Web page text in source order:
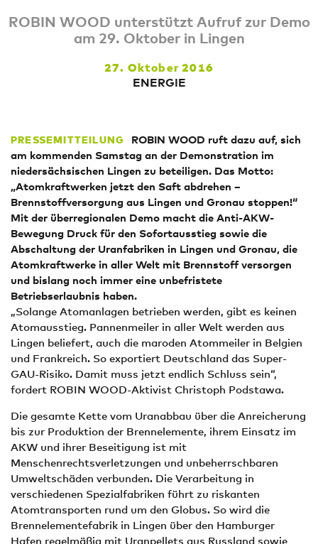
ROBIN WOOD unterstützt Aufruf zur Demo
am 29. Oktober in Lingen
27. Oktober 2016
ENERGIE
PRESSEMITTEILUNG
ROBIN WOOD ruft dazu auf, sich
am kommenden Samstag an der Demonstration im
niedersächsischen Lingen zu beteiligen. Das Motto:
„Atomkraftwerken jetzt den Saft abdrehen –
Brennstoffversorgung aus Lingen und Gronau stoppen!“
Mit der überregionalen Demo macht die Anti-AKW-
Bewegung Druck für den Sofortausstieg sowie die
Abschaltung der Uranfabriken in Lingen und Gronau, die
Atomkraftwerke in aller Welt mit Brennstoff versorgen
und bislang noch immer eine unbefristete
Betriebserlaubnis haben.
„Solange Atomanlagen betrieben werden, gibt es keinen
Atomausstieg. Pannenmeiler in aller Welt werden aus
Lingen beliefert, auch die maroden Atommeiler in Belgien
und Frankreich. So exportiert Deutschland das Super-
GAU-Risiko. Damit muss jetzt endlich Schluss sein“,
fordert ROBIN WOOD-Aktivist Christoph Podstawa.
Die gesamte Kette vom Uranabbau über die Anreicherung
bis zur Produktion der Brennelemente, ihrem Einsatz im
AKW und ihrer Beseitigung ist mit
Menschenrechtsverletzungen und unbeherrschbaren
Umweltschäden verbunden. Die Verarbeitung in
verschiedenen Spezialfabriken führt zu riskanten
Atomtransporten rund um den Globus. So wird die
Brennelementefabrik in Lingen über den Hamburger
Hafen regelmäßig mit Uranpellets aus Russland sowie